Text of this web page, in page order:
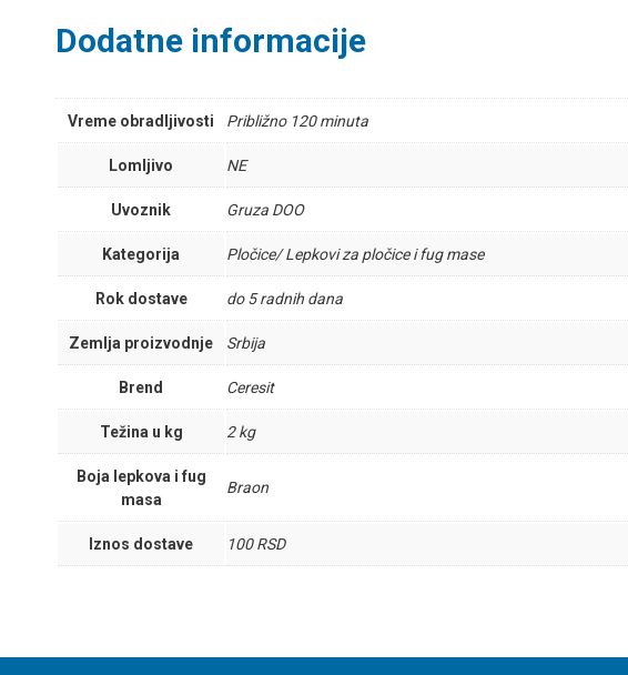
Dodatne informacije
Vreme obradljivosti Približno 120 minuta
Lomljivo NE
Uvoznik Gruza DOO
Kategorija Pločice/ Lepkovi za pločice i fug mase
Rok dostave do 5 radnih dana
Zemlja proizvodnje Srbija
Brend Ceresit
Težina u kg 2 kg
Boja lepkova i fug
masa
Braon
Iznos dostave 100 RSD